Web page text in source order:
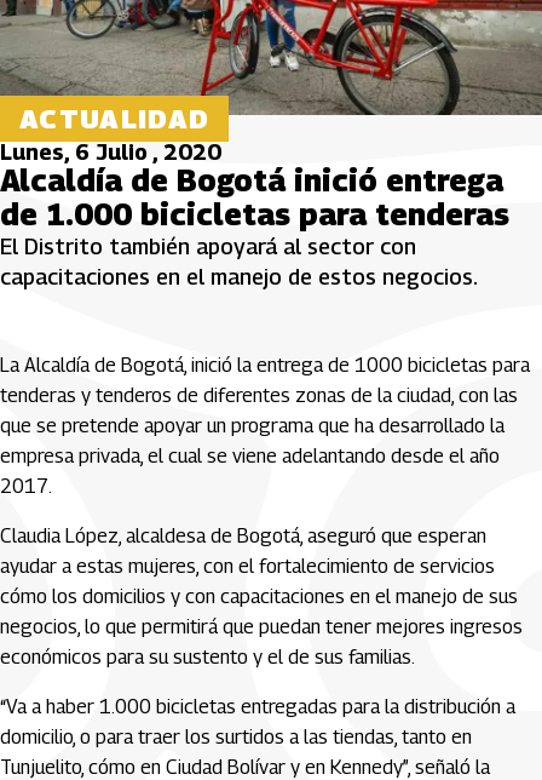
ACTUALIDAD
Lunes, 6 Julio , 2020
Alcaldía de Bogotá inició entrega
de 1.000 bicicletas para tenderas
El Distrito también apoyará al sector con
capacitaciones en el manejo de estos negocios.
La Alcaldía de Bogotá, inició la entrega de 1000 bicicletas para
tenderas y tenderos de diferentes zonas de la ciudad, con las
que se pretende apoyar un programa que ha desarrollado la
empresa privada, el cual se viene adelantando desde el año
2017.
Claudia López, alcaldesa de Bogotá, aseguró que esperan
ayudar a estas mujeres, con el fortalecimiento de servicios
cómo los domicilios y con capacitaciones en el manejo de sus
negocios, lo que permitirá que puedan tener mejores ingresos
económicos para su sustento y el de sus familias.
“Va a haber 1.000 bicicletas entregadas para la distribución a
domicilio, o para traer los surtidos a las tiendas, tanto en
Tunjuelito, cómo en Ciudad Bolívar y en Kennedy”, señaló la